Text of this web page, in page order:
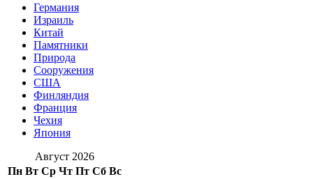
Германия
Израиль
Китай
Памятники
Природа
Сооружения
США
Финляндия
Франция
Чехия
Япония
Август 2026
Пн Вт Ср Чт Пт Сб Вс